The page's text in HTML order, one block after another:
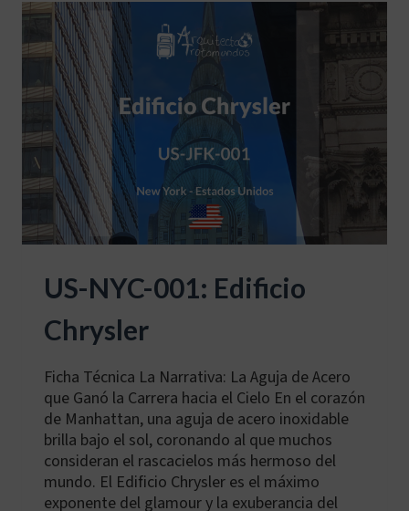
ARTE
CONTEMPORÁNEO
DE
NITERÓI
US-NYC-001: Edificio
Chrysler
Ficha Técnica La Narrativa: La Aguja de Acero
que Ganó la Carrera hacia el Cielo En el corazón
de Manhattan, una aguja de acero inoxidable
brilla bajo el sol, coronando al que muchos
consideran el rascacielos más hermoso del
mundo. El Edificio Chrysler es el máximo
exponente del glamour y la exuberancia del